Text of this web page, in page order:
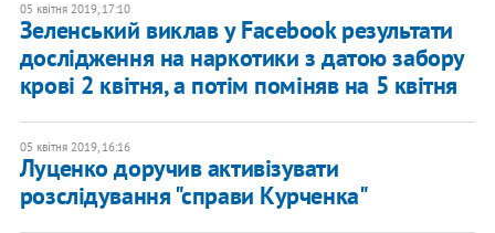
05 квітня 2019, 17:10
Зеленський виклав у Facebook результати
дослідження на наркотики з датою забору
крові 2 квітня, а потім поміняв на 5 квітня
05 квітня 2019, 16:16
Луценко доручив активізувати
розслідування "справи Курченка"